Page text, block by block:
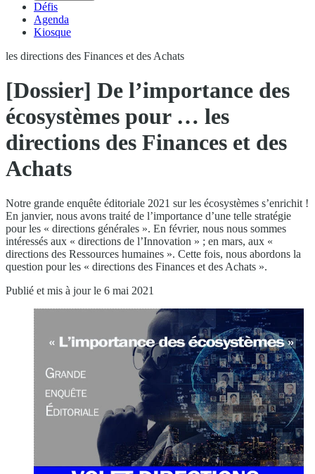
Défis
Agenda
Kiosque
les directions des Finances et des Achats
[Dossier] De l’importance des
écosystèmes pour … les
directions des Finances et des
Achats
Notre grande enquête éditoriale 2021 sur les écosystèmes s’enrichit !
En janvier, nous avons traité de l’importance d’une telle stratégie
pour les « directions générales ». En février, nous nous sommes
intéressés aux « directions de l’Innovation » ; en mars, aux «
directions des Ressources humaines ». Cette fois, nous abordons la
question pour les « directions des Finances et des Achats ».
Publié et mis à jour le 6 mai 2021